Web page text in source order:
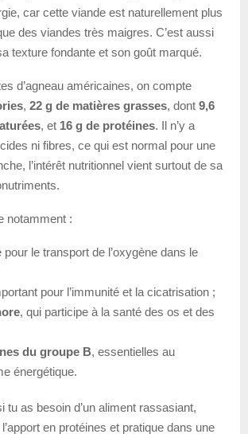
car cette viande est naturellement plus
des viandes très maigres. C’est aussi
texture fondante et son goût marqué.
d’agneau américaines, on compte
, 22 g de matières grasses, dont 9,6
, et 16 g de protéines. Il n’y a
ni fibres, ce qui est normal pour une
l’intérêt nutritionnel vient surtout de sa
notamment :
pour le transport de l’oxygène dans le
pour l’immunité et la cicatrisation ;
, qui participe à la santé des os et des
du groupe B, essentielles au
énergétique.
tu as besoin d’un aliment rassasiant,
en protéines et pratique dans une